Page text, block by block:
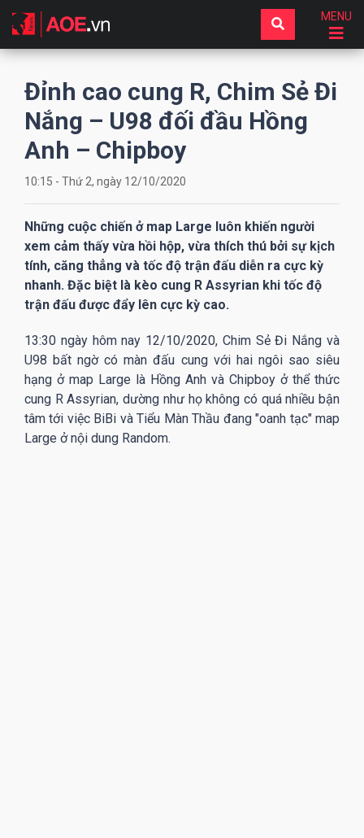
MENU
Đỉnh cao cung R, Chim Sẻ Đi
Nắng – U98 đối đầu Hồng
Anh – Chipboy
10:15 - Thứ 2, ngày 12/10/2020
Những cuộc chiến ở map Large luôn khiến người
xem cảm thấy vừa hồi hộp, vừa thích thú bởi sự kịch
tính, căng thẳng và tốc độ trận đấu diễn ra cực kỳ
nhanh. Đặc biệt là kèo cung R Assyrian khi tốc độ
trận đấu được đẩy lên cực kỳ cao.
13:30 ngày hôm nay 12/10/2020, Chim Sẻ Đi Nắng và
U98 bất ngờ có màn đấu cung với hai ngôi sao siêu
hạng ở map Large là Hồng Anh và Chipboy ở thể thức
cung R Assyrian, dường như họ không có quá nhiều bận
tâm tới việc BiBi và Tiểu Màn Thầu đang "oanh tạc" map
Large ở nội dung Random.